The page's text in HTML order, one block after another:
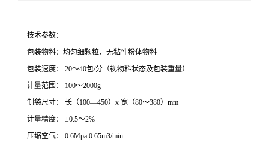
技术参数：
包装物料：均匀细颗粒、无粘性粉体物料
包装速度：
20～40包/分（视物料状态及包装重量）
计量范围：
100～2000g
制袋尺寸： 长（100—450） x 宽（80～380） mm
计量精度：
±0.5～2%
压缩空气：
0.6Mpa 0.65m3/min